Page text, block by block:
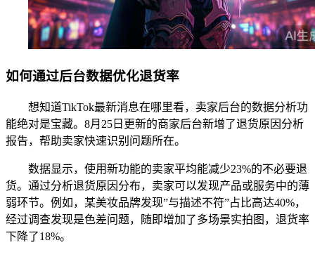
如何通过后台数据优化退货率
想知道TikTok最新消息在哪里看，卖家后台的数据分析功
能绝对是宝藏。8月25日更新的商家后台新增了退货原因分析
报告，帮助卖家快速识别问题所在。
数据显示，使用新功能的卖家平均能减少23%的不必要退
货。通过分析退货原因分布，卖家可以发现产品或服务中的薄
弱环节。例如，某美妆品牌发现”与描述不符”占比高达40%，
经过调查发现是色差问题，随即增加了多场景实拍图，退货率
下降了18%。